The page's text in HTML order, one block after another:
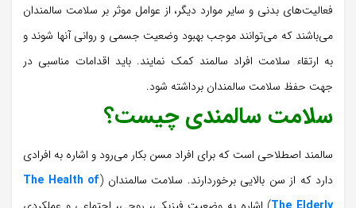
فعالیت‌های بدنی و سایر موارد دیگر، از عوامل موثر بر سلامت سالمندان
می‌باشند که می‌توانند موجب بهبود وضعیت جسمی و روانی آنها شوند و
به ارتقاء سلامت افراد سالمند کمک نمایند. باید اقدامات مناسبی در
جهت حفظ سلامت سالمندان برداشته شود.
سلامت سالمندی چیست؟
سالمند اصطلاحی است که برای افراد مسن بکار می‌رود و اشاره به افرادی
دارد که از سن بالایی برخوردارند. سلامت سالمندان (The Health of